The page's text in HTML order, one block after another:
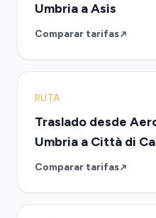
Umbria a Asìs
Comparar tarifas
RUTA
Traslado desde
Umbria a Città di
Comparar tarifas